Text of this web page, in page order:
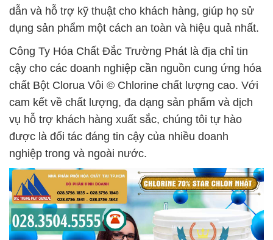
dẫn và hỗ trợ kỹ thuật cho khách hàng, giúp họ sử
dụng sản phẩm một cách an toàn và hiệu quả nhất.
Công Ty Hóa Chất Đắc Trường Phát là địa chỉ tin
cậy cho các doanh nghiệp cần nguồn cung ứng hóa
chất Bột Clorua Vôi © Chlorine chất lượng cao. Với
cam kết về chất lượng, đa dạng sản phẩm và dịch
vụ hỗ trợ khách hàng xuất sắc, chúng tôi tự hào
được là đối tác đáng tin cậy của nhiều doanh
nghiệp trong và ngoài nước.